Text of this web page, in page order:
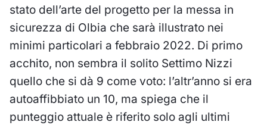
stato dell’arte del progetto per la messa in
sicurezza di Olbia che sarà illustrato nei
minimi particolari a febbraio 2022. Di primo
acchito, non sembra il solito Settimo Nizzi
quello che si dà 9 come voto: l’altr’anno si era
autoaffibbiato un 10, ma spiega che il
punteggio attuale è riferito solo agli ultimi